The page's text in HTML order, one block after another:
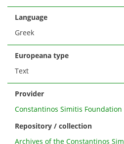
Language
Greek
Europeana type
Text
Provider
Constantinos Simitis Foundation
Repository / collection
Archives of the Constantinos